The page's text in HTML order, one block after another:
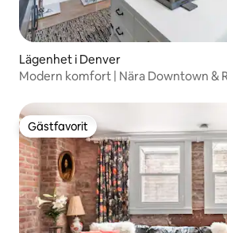
Lägenhet i Denver
Modern komfort | Nära Downtown &
Gästfavorit
Gästfavorit